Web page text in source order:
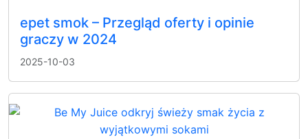
epet smok – Przegląd oferty i opinie
graczy w 2024
2025-10-03